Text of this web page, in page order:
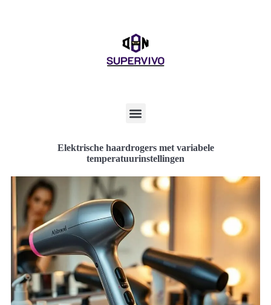
Elektrische haardrogers met variabele
temperatuurinstellingen